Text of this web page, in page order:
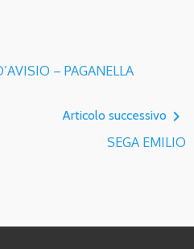
– PAGANELLA
Articolo successivo navigate_next
SEGA EMILIO